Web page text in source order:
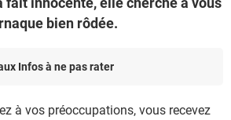
bien rôdée.
Infos à ne pas rater
à vos préoccupations, vous recevez